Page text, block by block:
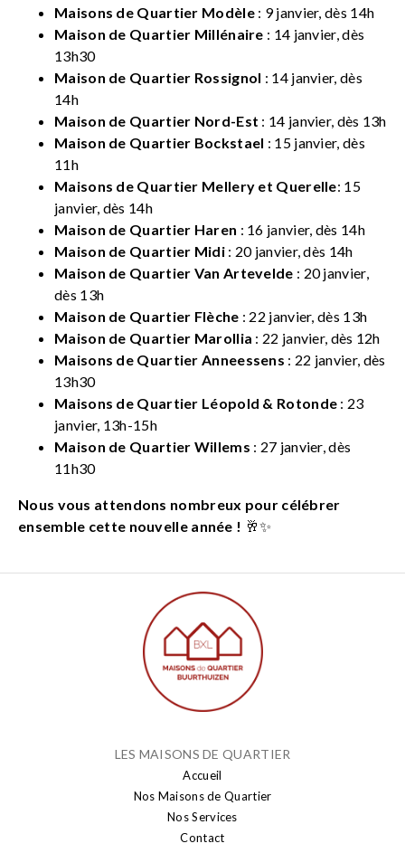
Maisons de Quartier Modèle : 9 janvier, dès 14h
Maison de Quartier Millénaire : 14 janvier, dès
13h30
Maison de Quartier Rossignol : 14 janvier, dès
14h
Maison de Quartier Nord-Est : 14 janvier, dès 13h
Maison de Quartier Bockstael : 15 janvier, dès
11h
Maisons de Quartier Mellery et Querelle: 15
janvier, dès 14h
Maison de Quartier Haren : 16 janvier, dès 14h
Maison de Quartier Midi: 20 janvier, dès 14h
Maison de Quartier Van Artevelde : 20 janvier,
dès 13h
Maison de Quartier Flèche : 22 janvier, dès 13h
Maison de Quartier Marollia : 22 janvier, dès 12h
Maisons de Quartier Anneessens : 22 janvier, dès
13h30
Maisons de Quartier Léopold & Rotonde : 23
janvier, 13h-15h
Maison de Quartier Willems : 27 janvier, dès
11h30
Nous vous attendons nombreux pour célébrer
ensemble cette nouvelle année ! 🥂✨
LES MAISONS DE QUARTIER
Accueil
Nos Maisons de Quartier
Nos Services
Contact